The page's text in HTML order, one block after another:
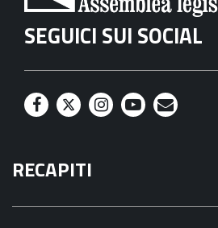
SEGUICI SUI SOCIAL
F
c
e
T
i
t
I
t
Y
t
M
l
RECAPITI